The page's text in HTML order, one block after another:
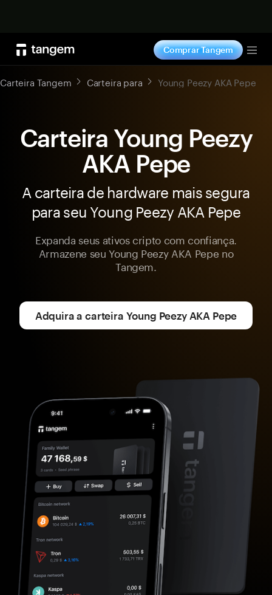
Comprar Tangem
Carteira Tangem Carteira para Young Peezy AKA Pepe
Carteira Young Peezy
AKA Pepe
A carteira de hardware mais segura
para seu Young Peezy AKA Pepe
Expanda seus ativos cripto com confiança.
Armazene seu Young Peezy AKA Pepe no
Tangem.
Adquira a carteira Young Peezy AKA Pepe